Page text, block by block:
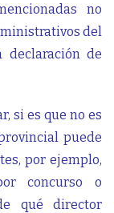
no
del
declaración de
si es que no es
puede
por ejemplo,
concurso o
qué director